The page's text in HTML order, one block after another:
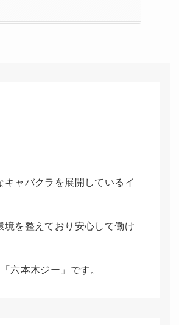
キャバクラを展開しているイ
を整えており安心して働け
六本木ジー」です。